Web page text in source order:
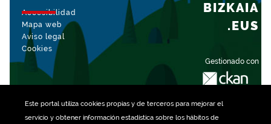
Este portal utiliza cookiespropias y de terceros para mejorar el
servicio y obtener información estadística sobre los hábitos de
Accesibilidad
Mapa web
Aviso legal
Cookies
Gestionado con
BIZKAIA
.EUS